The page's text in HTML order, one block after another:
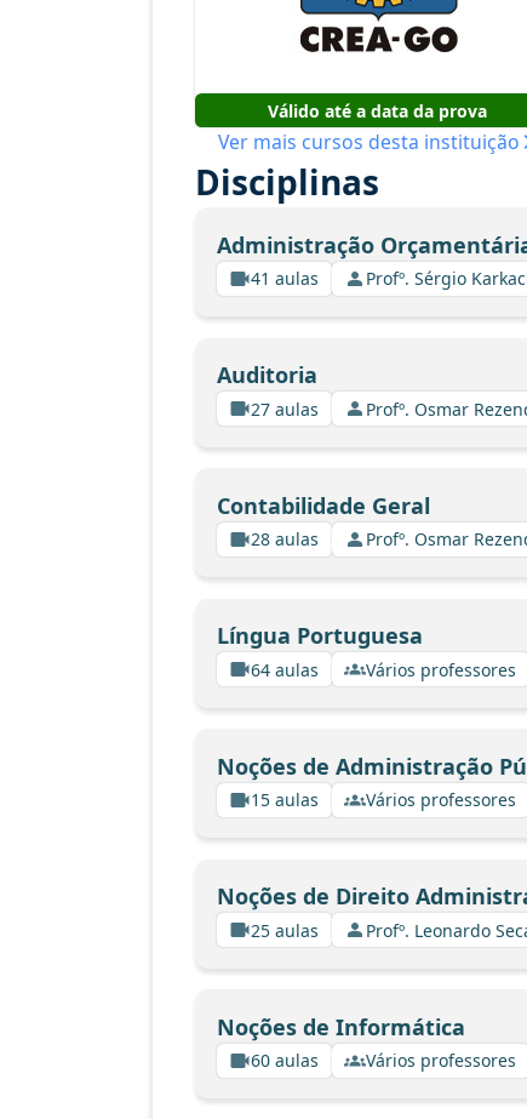
Válido até a data da prova
Ver mais cursos desta instituição
Disciplinas
Administração
41 aulas Profº. Sérgio
Auditoria
27 aulas Profº. Osmar
Contabilidade Geral
28 aulas Profº. Osmar
Língua Portuguesa
64 aulas Vários professores
Noções de Administração
15 aulas Vários professores
Noções de Direito
25 aulas Profº. Leonardo
Noções de Informática
60 aulas Vários professores